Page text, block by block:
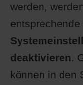
werden,
deaktivieren.
können in den